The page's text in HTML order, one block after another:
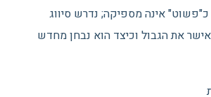
אינה מספיקה; נדרש סיווג
את הגבול וכיצד הוא נבחן מחדש